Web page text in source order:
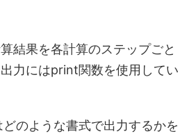
結果を各計算のステップごと
力にはprint関数を使用してい
のような書式で出力するかを